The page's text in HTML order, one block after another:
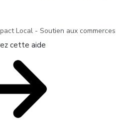
Local - Soutien aux commerces
cette aide